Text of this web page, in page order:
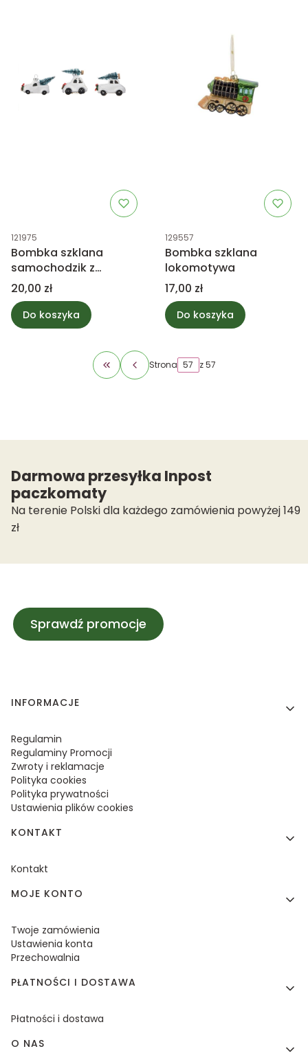
Kod produktu
121975
Bombka szklana
samochodzik z
choinką, biała mix
Cena
20,00 zł
Do koszyka
Kod produktu
129557
Bombka szklana
lokomotywa
Cena
17,00 zł
Do koszyka
Wróć do pierwszej strony z produktami
Strona z 57
Darmowa przesyłka Inpost
paczkomaty
Na terenie Polski dla każdego zamówienia powyżej 149
zł
Sprawdź promocje
Linki w stopce
INFORMACJE
Regulamin
Regulaminy Promocji
Zwroty i reklamacje
Polityka cookies
Polityka prywatności
Ustawienia plików cookies
KONTAKT
Kontakt
MOJE KONTO
Twoje zamówienia
Ustawienia konta
Przechowalnia
PŁATNOŚCI I DOSTAWA
Płatności i dostawa
O NAS